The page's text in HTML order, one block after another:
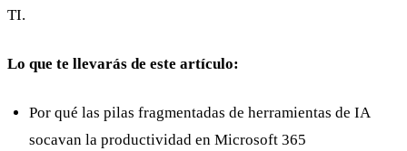
TI.
Lo que te llevarás de este artículo:
Por qué las pilas fragmentadas de herramientas de IA
socavan la productividad en Microsoft 365